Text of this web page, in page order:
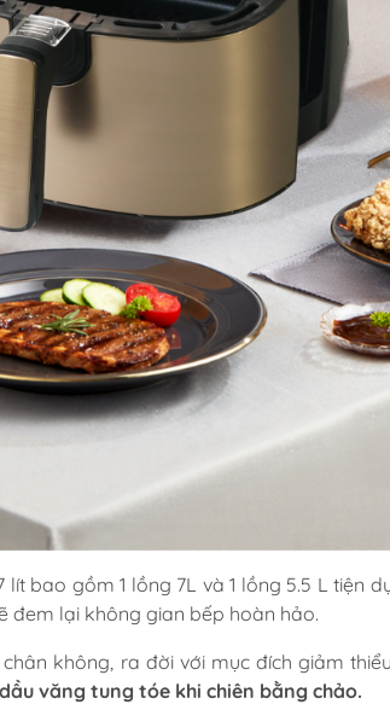
lít bao gồm 1 lồng 7L và 1 lồng 5.5 L tiện
đem lại không gian bếp hoàn hảo.
không, ra đời với mục đích giảm
văng tung tóe khi chiên bằng chảo.